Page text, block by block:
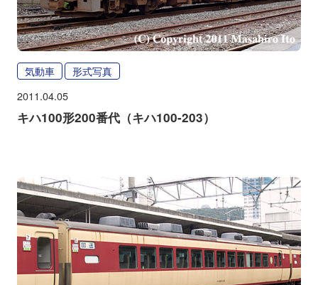
気動車 形式写真
2011.04.05
キハ100形200番代（キハ100-203）